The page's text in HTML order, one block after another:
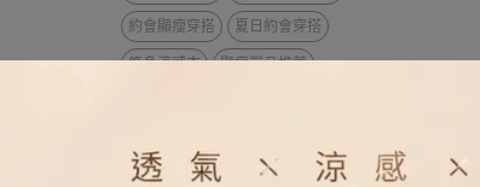
約會顯瘦穿搭
夏日約會穿搭
修身涼感衣
顯瘦單品推薦